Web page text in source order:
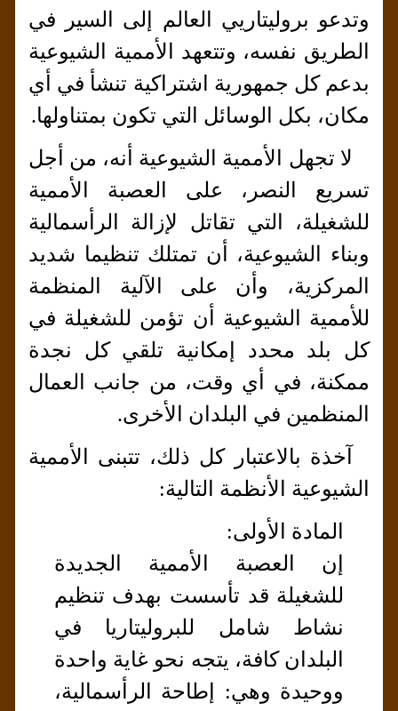
وتدعو بروليتاريي العالم إلى السير في
الطريق نفسه، وتتعهد الأممية الشيوعية
بدعم كل جمهورية اشتراكية تنشأ في أي
مكان، بكل الوسائل التي تكون بمتناولها.
لا تجهل الأممية الشيوعية أنه، من أجل
تسريع النصر، على العصبة الأممية
للشغيلة، التي تقاتل لإزالة الرأسمالية
وبناء الشيوعية، أن تمتلك تنظيما شديد
المركزية، وأن على الآلية المنظمة
للأممية الشيوعية أن تؤمن للشغيلة في
كل بلد محدد إمكانية تلقي كل نجدة
ممكنة، في أي وقت، من جانب العمال
المنظمين في البلدان الأخرى.
آخذة بالاعتبار كل ذلك، تتبنى الأممية
الشيوعية الأنظمة التالية:
المادة الأولى:
إن العصبة الأممية الجديدة
للشغيلة قد تأسست بهدف تنظيم
نشاط شامل للبروليتاريا في
البلدان كافة، يتجه نحو غاية واحدة
ووحيدة وهي: إطاحة الرأسمالية،